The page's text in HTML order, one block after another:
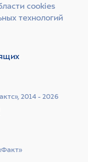
2014 - 2026
cookies
технологий